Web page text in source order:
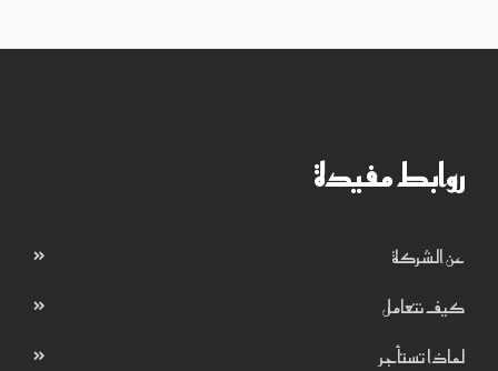
روابط مفيدة
عن الشركة
كيف نتعامل
لماذا تستأجر